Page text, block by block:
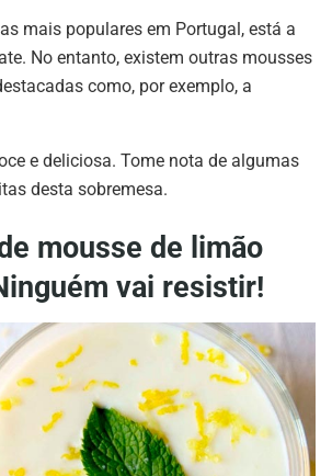
mais populares em Portugal, está a
No entanto, existem outras mousses
como, por exemplo, a
e deliciosa. Tome nota de algumas
desta sobremesa.
mousse de limão
vai resistir!